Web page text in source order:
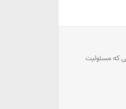
که مسئولیت